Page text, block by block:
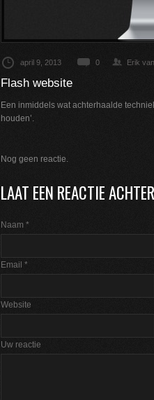
april 9, 2013 0 Erik
Flash website
Een inmiddels wat achterhaalde
houden’.
Nog geen reactie.
LAAT EEN REACTIE
Naam *
Email *
Website
Uw reactie